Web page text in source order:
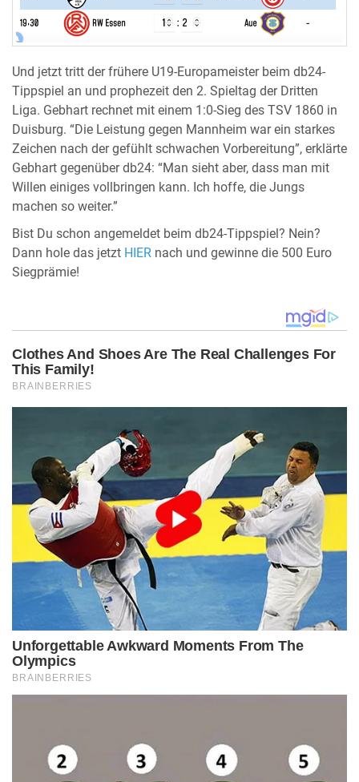
Und jetzt tritt der frühere U19-Europameister beim db24-
Tippspiel an und prophezeit den 2. Spieltag der Dritten
Liga. Gebhart rechnet mit einem 1:0-Sieg des TSV 1860 in
Duisburg. “Die Leistung gegen Mannheim war ein starkes
Zeichen nach der gefühlt schwachen Vorbereitung”, erklärte
Gebhart gegenüber db24: “Man sieht aber, dass man mit
Willen einiges vollbringen kann. Ich hoffe, die Jungs
machen so weiter.”
Bist Du schon angemeldet beim db24-Tippspiel? Nein?
Dann hole das jetzt HIER nach und gewinne die 500 Euro
Siegprämie!